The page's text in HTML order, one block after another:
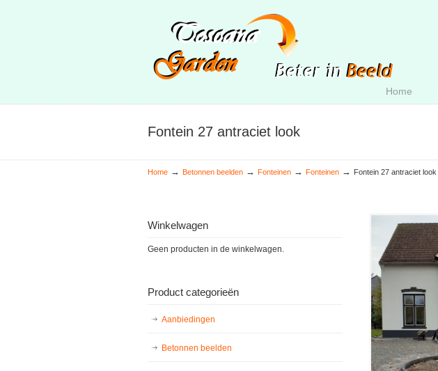
Home
Fontein 27 antraciet look
Home → Betonnen beelden → Fonteinen → Fonteinen → Fontein 27 antraciet look
Winkelwagen
Geen producten in de winkelwagen.
Product categorieën
Aanbiedingen
Betonnen beelden